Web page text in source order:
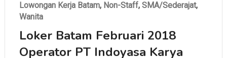
Lowongan Kerja Batam, Non-Staff, SMA/Sederajat,
Wanita
Loker Batam Februari 2018
Operator PT Indoyasa Karya